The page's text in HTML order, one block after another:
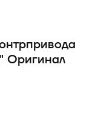
Оригинал